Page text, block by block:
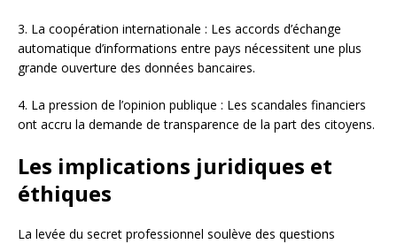
3. La coopération internationale : Les accords d’échange
automatique d’informations entre pays nécessitent une plus
grande ouverture des données bancaires.
4. La pression de l’opinion publique : Les scandales financiers
ont accru la demande de transparence de la part des citoyens.
Les implications juridiques et
éthiques
La levée du secret professionnel soulève des questions